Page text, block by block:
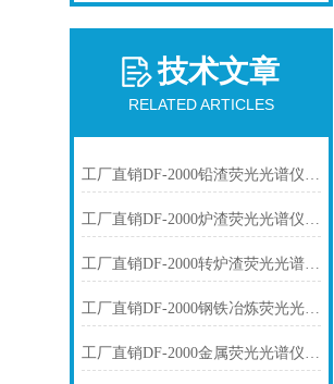
技术文章
RELATED ARTICLES
工厂直销DF-2000铅渣荧光光谱仪技术参数
工厂直销DF-2000炉渣荧光光谱仪技术参数
工厂直销DF-2000转炉渣荧光光谱仪技术参数
工厂直销DF-2000钢铁冶炼荧光光谱仪技术参数
工厂直销DF-2000金属荧光光谱仪技术参数